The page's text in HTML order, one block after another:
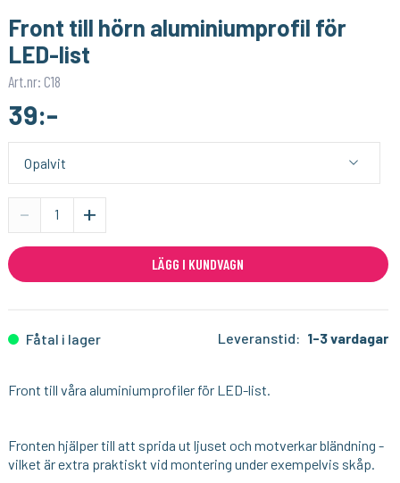
Front till hörn aluminiumprofil för
LED-list
Art.nr: C18
39:-
- +
LÄGG I KUNDVAGN
Fåtal i lager Leveranstid: 1-3 vardagar
Front till våra aluminiumprofiler för LED-list.
Fronten hjälper till att sprida ut ljuset och motverkar bländning -
vilket är extra praktiskt vid montering under exempelvis skåp.